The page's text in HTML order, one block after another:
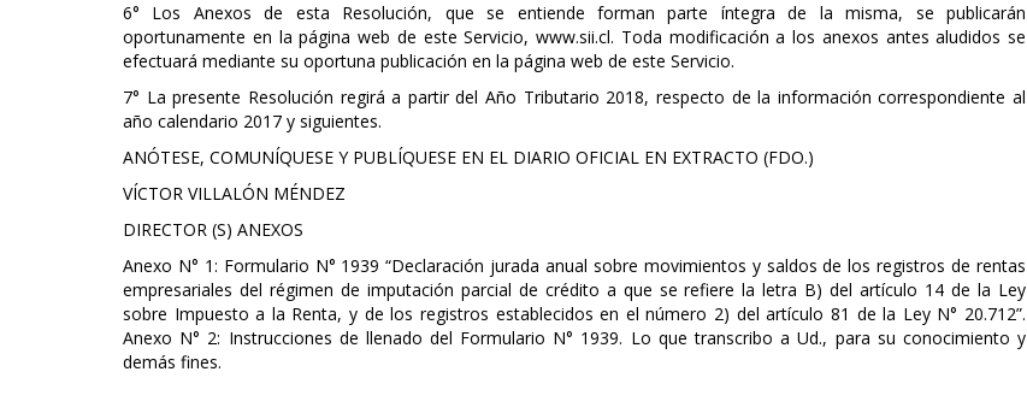
6° Los Anexos de esta Resolución, que se entiende forman parte íntegra de la misma, se publicarán
oportunamente en la página web de este Servicio, www.sii.cl. Toda modificación a los anexos antes aludidos se
efectuará mediante su oportuna publicación en la página web de este Servicio.
7° La presente Resolución regirá a partir del Año Tributario 2018, respecto de la información correspondiente al
año calendario 2017 y siguientes.
ANÓTESE, COMUNÍQUESE Y PUBLÍQUESE EN EL DIARIO OFICIAL EN EXTRACTO (FDO.)
VÍCTOR VILLALÓN MÉNDEZ
DIRECTOR (S) ANEXOS
Anexo N° 1: Formulario N° 1939 “Declaración jurada anual sobre movimientos y saldos de los registros de rentas
empresariales del régimen de imputación parcial de crédito a que se refiere la letra B) del artículo 14 de la Ley
sobre Impuesto a la Renta, y de los registros establecidos en el número 2) del artículo 81 de la Ley N° 20.712”.
Anexo N° 2: Instrucciones de llenado del Formulario N° 1939. Lo que transcribo a Ud., para su conocimiento y
demás fines.